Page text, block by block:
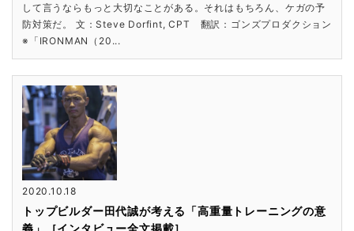
して言うならもっと大切なことがある。それはもちろん、ケガの予
防対策だ。 文：Steve Dorfint, CPT 翻訳：ゴンズプロダクション
※「IRONMAN（20...
2020.10.18
トップビルダー田代誠が考える「高重量トレーニングの意
義」［インタビュー全文掲載］